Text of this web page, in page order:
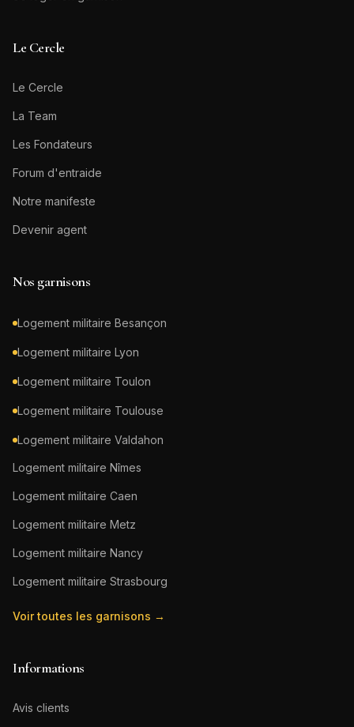
Le Cercle
Le Cercle
La Team
Les Fondateurs
Forum d'entraide
Notre manifeste
Devenir agent
Nos garnisons
Logement militaire Besançon
Logement militaire Lyon
Logement militaire Toulon
Logement militaire Toulouse
Logement militaire Valdahon
Logement militaire Nîmes
Logement militaire Caen
Logement militaire Metz
Logement militaire Nancy
Logement militaire Strasbourg
Voir toutes les garnisons →
Informations
Avis clients